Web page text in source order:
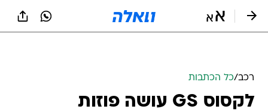
רכב/כל הכתבות
לקסוס GS עושה פוזות